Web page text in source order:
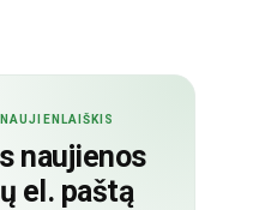
naujienos
el. paštą